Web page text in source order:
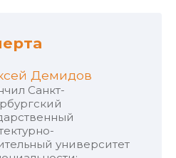
Демидов
Санкт-
университет